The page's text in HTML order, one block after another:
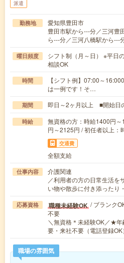
派遣
勤務地
愛知県豊田市
豊田市駅から---分／三河豊
ら---分／三河八橋駅から---
曜日頻度
シフト制（月～日） ※平日
相談OK
時間
【シフト例】07:00～
は一例です！そ…
期間 即日～2ヶ月以上 ■開始日
時給
無資格の方：時給1400円
円～2125円 / 初任者以上：
交通費
全額支給
仕事内容
介護関連
／利用者の方の日常生活
い物や散歩に付き添った
応募資格 職種未経験OK / ブランク
不要
＼無資格＊未経験OK／★
要・来社不要（電話登録
職場の雰囲気